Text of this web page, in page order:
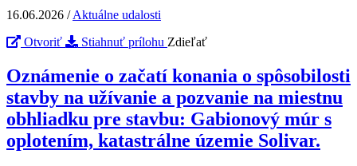
16.06.2026 /Aktuálne udalosti
Otvoriť
Stiahnuť prílohu Zdieľať
Oznámenie o začatí konania o spôsobilosti
stavby na užívanie a pozvanie na miestnu
obhliadku pre stavbu: Gabionový múr s
oplotením, katastrálne územie Solivar.